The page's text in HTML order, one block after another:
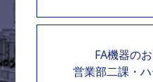
FA機器の
営業部二課・